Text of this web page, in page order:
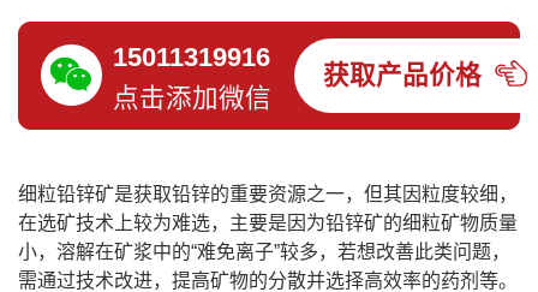
15011319916
点击添加微信
获取产品价格
细粒铅锌矿是获取铅锌的重要资源之一，但其因粒度较细，
在选矿技术上较为难选，主要是因为铅锌矿的细粒矿物质量
小，溶解在矿浆中的“难免离子”较多，若想改善此类问题，
需通过技术改进，提高矿物的分散并选择高效率的药剂等。